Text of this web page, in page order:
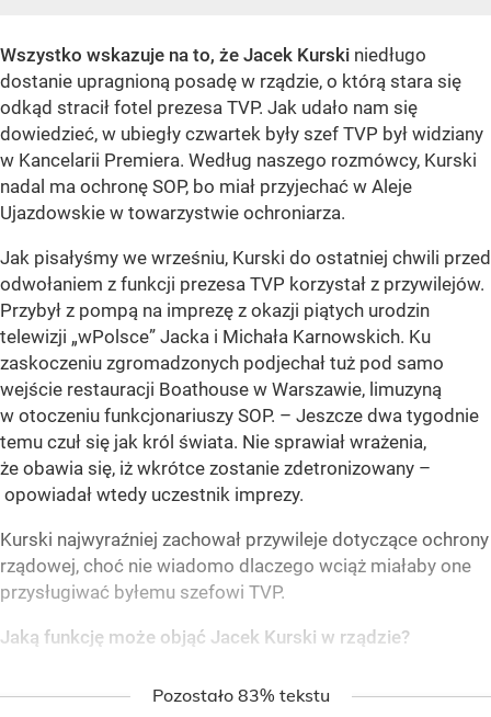
Wszystko wskazuje na to, że Jacek Kurski niedługo
dostanie upragnioną posadę w rządzie, o którą stara się
odkąd stracił fotel prezesa TVP. Jak udało nam się
dowiedzieć, w ubiegły czwartek były szef TVP był widziany
w Kancelarii Premiera. Według naszego rozmówcy, Kurski
nadal ma ochronę SOP, bo miał przyjechać w Aleje
Ujazdowskie w towarzystwie ochroniarza.
Jak pisałyśmy we wrześniu, Kurski do ostatniej chwili przed
odwołaniem z funkcji prezesa TVP korzystał z przywilejów.
Przybył z pompą na imprezę z okazji piątych urodzin
telewizji „wPolsce” Jacka i Michała Karnowskich. Ku
zaskoczeniu zgromadzonych podjechał tuż pod samo
wejście restauracji Boathouse w Warszawie, limuzyną
w otoczeniu funkcjonariuszy SOP. – Jeszcze dwa tygodnie
temu czuł się jak król świata. Nie sprawiał wrażenia,
że obawia się, iż wkrótce zostanie zdetronizowany –
opowiadał wtedy uczestnik imprezy.
Kurski najwyraźniej zachował przywileje dotyczące ochrony
rządowej, choć nie wiadomo dlaczego wciąż miałaby one
przysługiwać byłemu szefowi TVP.
Jaką funkcję może objąć Jacek Kurski w rządzie?
Pozostało 83% tekstu